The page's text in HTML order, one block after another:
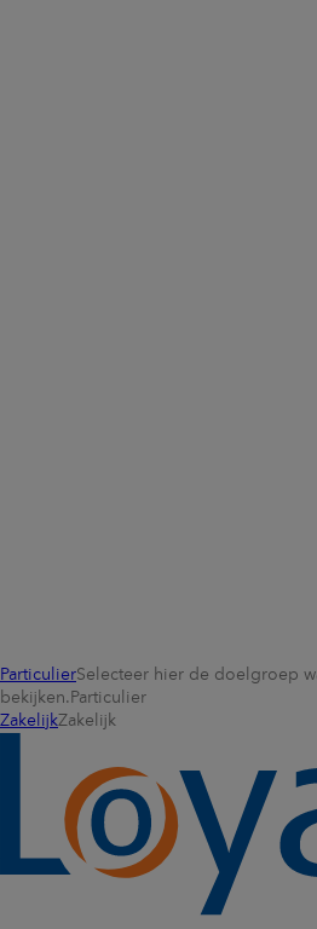
ParticulierSelecteer hier de doelgroep
bekijken. Particulier
ZakelijkZakelijk